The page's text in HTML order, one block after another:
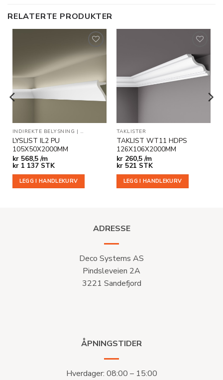
RELATERTE PRODUKTER
INDIREKTE BELYSNING | TAKLISTER
LYSLIST IL2 PU
105X50X2000MM
kr568,5 /m
kr1 137 STK
LEGG I HANDLEKURV
Legg til
i
ønskeliste
TAKLISTER
TAKLIST WT11 HDPS
126X106X2000MM
kr260,5 /m
kr521 STK
LEGG I HANDLEKURV
ADRESSE
Deco Systems AS
Pindsleveien 2A
3221 Sandefjord
ÅPNINGSTIDER
Hverdager: 08:00 – 15:00